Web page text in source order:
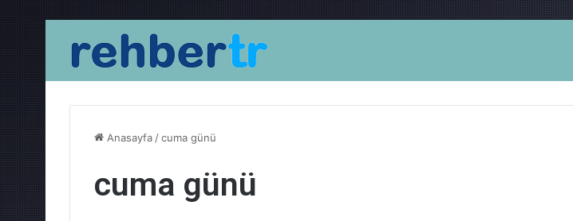
Anasayfa /cuma günü
cuma günü